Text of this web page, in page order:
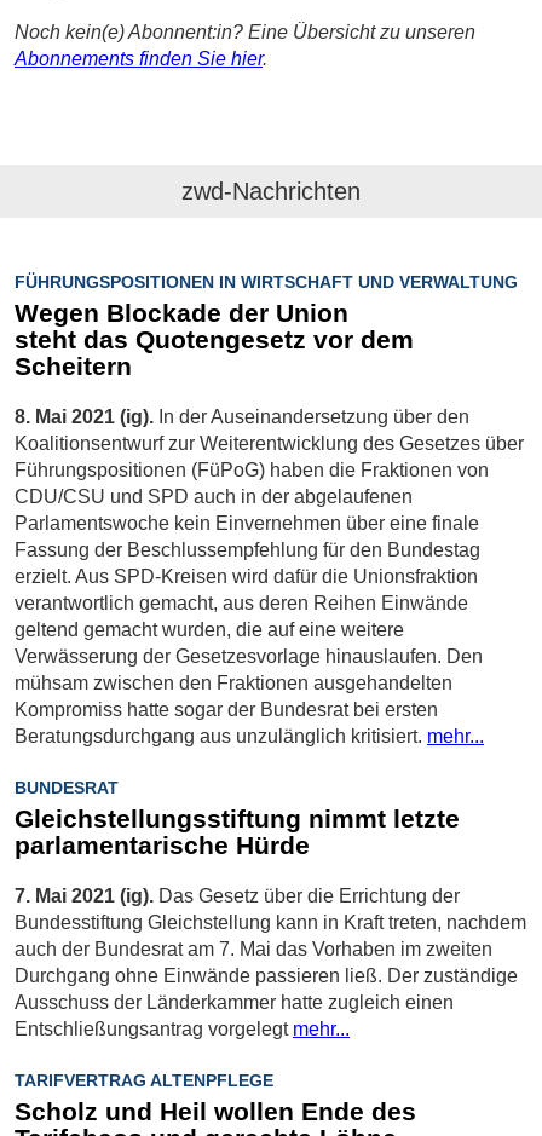
Noch kein(e) Abonnent:in? Eine Übersicht zu unseren
Abonnements finden Sie hier.
zwd-Nachrichten
FÜHRUNGSPOSITIONEN IN WIRTSCHAFT UND VERWALTUNG
Wegen Blockade der Union
steht das Quotengesetz vor dem
Scheitern
8. Mai 2021 (ig). In der Auseinandersetzung über den
Koalitionsentwurf zur Weiterentwicklung des Gesetzes über
Führungspositionen (FüPoG) haben die Fraktionen von
CDU/CSU und SPD auch in der abgelaufenen
Parlamentswoche kein Einvernehmen über eine finale
Fassung der Beschlussempfehlung für den Bundestag
erzielt. Aus SPD-Kreisen wird dafür die Unionsfraktion
verantwortlich gemacht, aus deren Reihen Einwände
geltend gemacht wurden, die auf eine weitere
Verwässerung der Gesetzesvorlage hinauslaufen. Den
mühsam zwischen den Fraktionen ausgehandelten
Kompromiss hatte sogar der Bundesrat bei ersten
Beratungsdurchgang aus unzulänglich kritisiert. mehr...
BUNDESRAT
Gleichstellungsstiftung nimmt letzte
parlamentarische Hürde
7. Mai 2021 (ig). Das Gesetz über die Errichtung der
Bundesstiftung Gleichstellung kann in Kraft treten, nachdem
auch der Bundesrat am 7. Mai das Vorhaben im zweiten
Durchgang ohne Einwände passieren ließ. Der zuständige
Ausschuss der Länderkammer hatte zugleich einen
Entschließungsantrag vorgelegt mehr...
TARIFVERTRAG ALTENPFLEGE
Scholz und Heil wollen Ende des